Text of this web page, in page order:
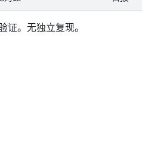
。无独立复现。